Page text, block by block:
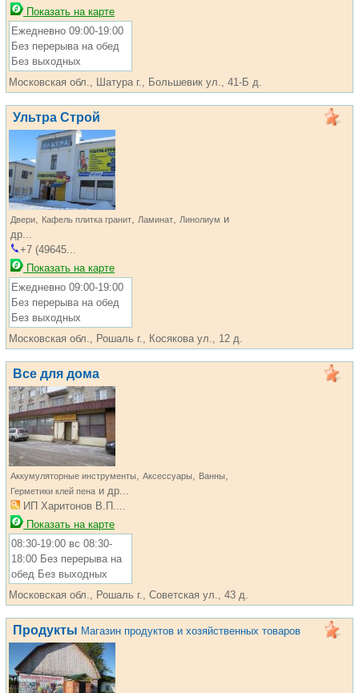
Показать на карте
Ежедневно 09:00-19:00
Без перерыва на обед
Без выходных
Московская обл., Шатура г., Большевик ул., 41-Б д.
Ультра Строй
Двери, Кафель плитка гранит, Ламинат, Линолиум и
др...
+7 (49645...
Показать на карте
Ежедневно 09:00-19:00
Без перерыва на обед
Без выходных
Московская обл., Рошаль г., Косякова ул., 12 д.
Все для дома
Аккумуляторные инструменты, Аксессуары, Ванны,
Герметики клей пена и др...
ИП Харитонов В.П....
Показать на карте
08:30-19:00 вс 08:30-
18:00 Без перерыва на
обед Без выходных
Московская обл., Рошаль г., Советская ул., 43 д.
Продукты Магазин продуктов и хозяйственных товаров